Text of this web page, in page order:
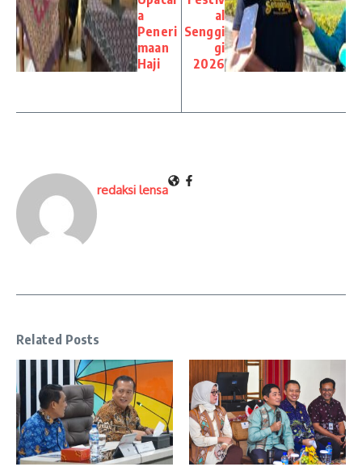
a
Peneri
maan
Haji
al
Senggi
gi
2026
redaksi lensa
Related Posts